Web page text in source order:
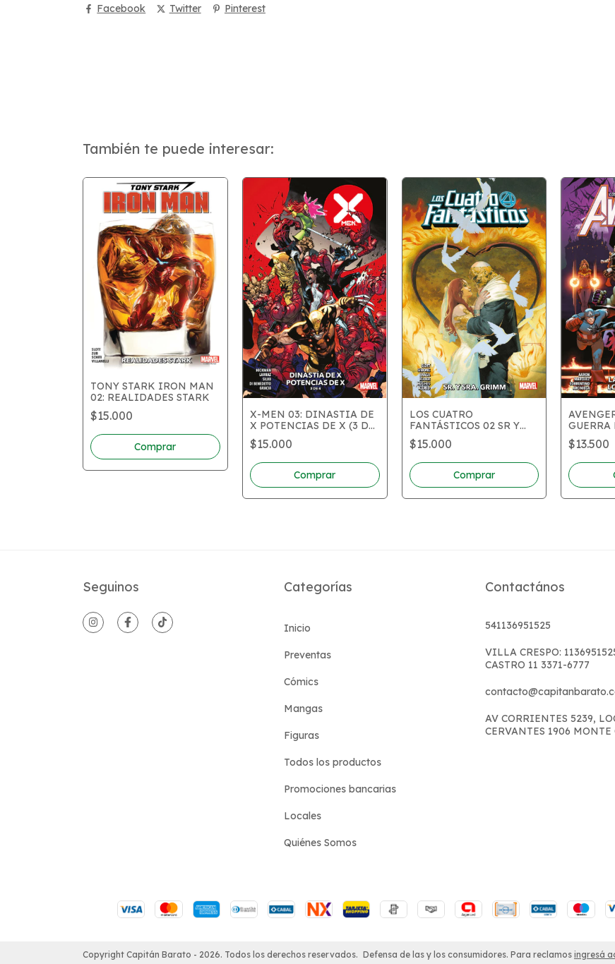
Facebook Twitter Pinterest
También te puede interesar:
TONY STARK IRON MAN
02: REALIDADES STARK
$15.000
X-MEN 03: DINASTIA DE
X POTENCIAS DE X (3 DE
4)
$15.000
LOS CUATRO
FANTÁSTICOS 02 SR Y
SRA GRIMM
$15.000
GUERRA
$13.500
Seguinos Categorías
Inicio
Preventas
Cómics
Mangas
Figuras
Todos los productos
Promociones bancarias
Locales
Quiénes Somos
Contactános
541136951525
VILLA CRESPO:
CASTRO 11 3371-6777
AV CORRIENTES 5239,
CERVANTES 1906 MONTE
Copyright Capitán Barato - 2026. Todos los derechos reservados. Defensa de las y los consumidores. Para reclamos ingresá